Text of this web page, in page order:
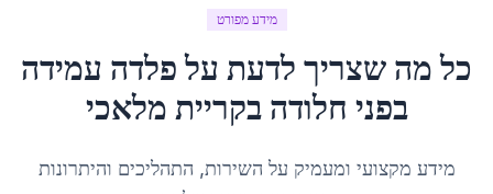
מידע מפורט
כל מה שצריך לדעת עלפלדה עמידה
בפני חלודה בקריית מלאכי
מידע מקצועי ומעמיק על השירות, התהליכים והיתרונות